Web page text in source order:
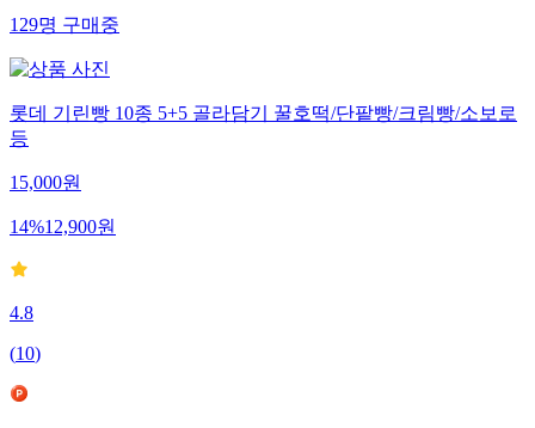
129명구매중
롯데 기린빵 10종 5+5 골라담기 꿀호떡/단팥빵/크림빵/소보로
등
15,000원
14%12,900원
4.8
(10)